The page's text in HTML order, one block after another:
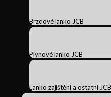
Brzdové lanko JCB
Plynové lanko JCB
Lanko zajištění a ostatní JCB